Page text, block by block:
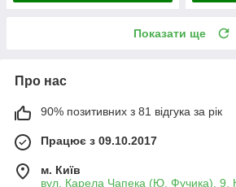
Показати ще
Про нас
90% позитивних з 81 відгука за рік
Працює з 09.10.2017
м. Київ
вул. Карела Чапека (Ю. Фучика), 9,